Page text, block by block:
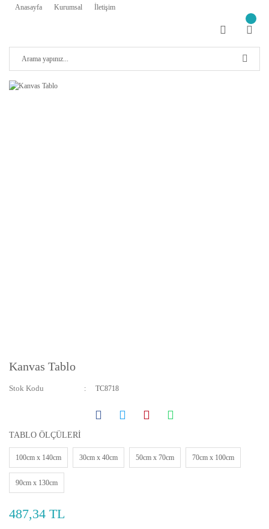
Anasayfa Kurumsal İletişim
Kanvas Tablo
Stok Kodu TC8718
TABLO ÖLÇÜLERİ
100cm x 140cm 30cm x 40cm 50cm x 70cm 70cm x 100cm
90cm x 130cm
487,34 TL